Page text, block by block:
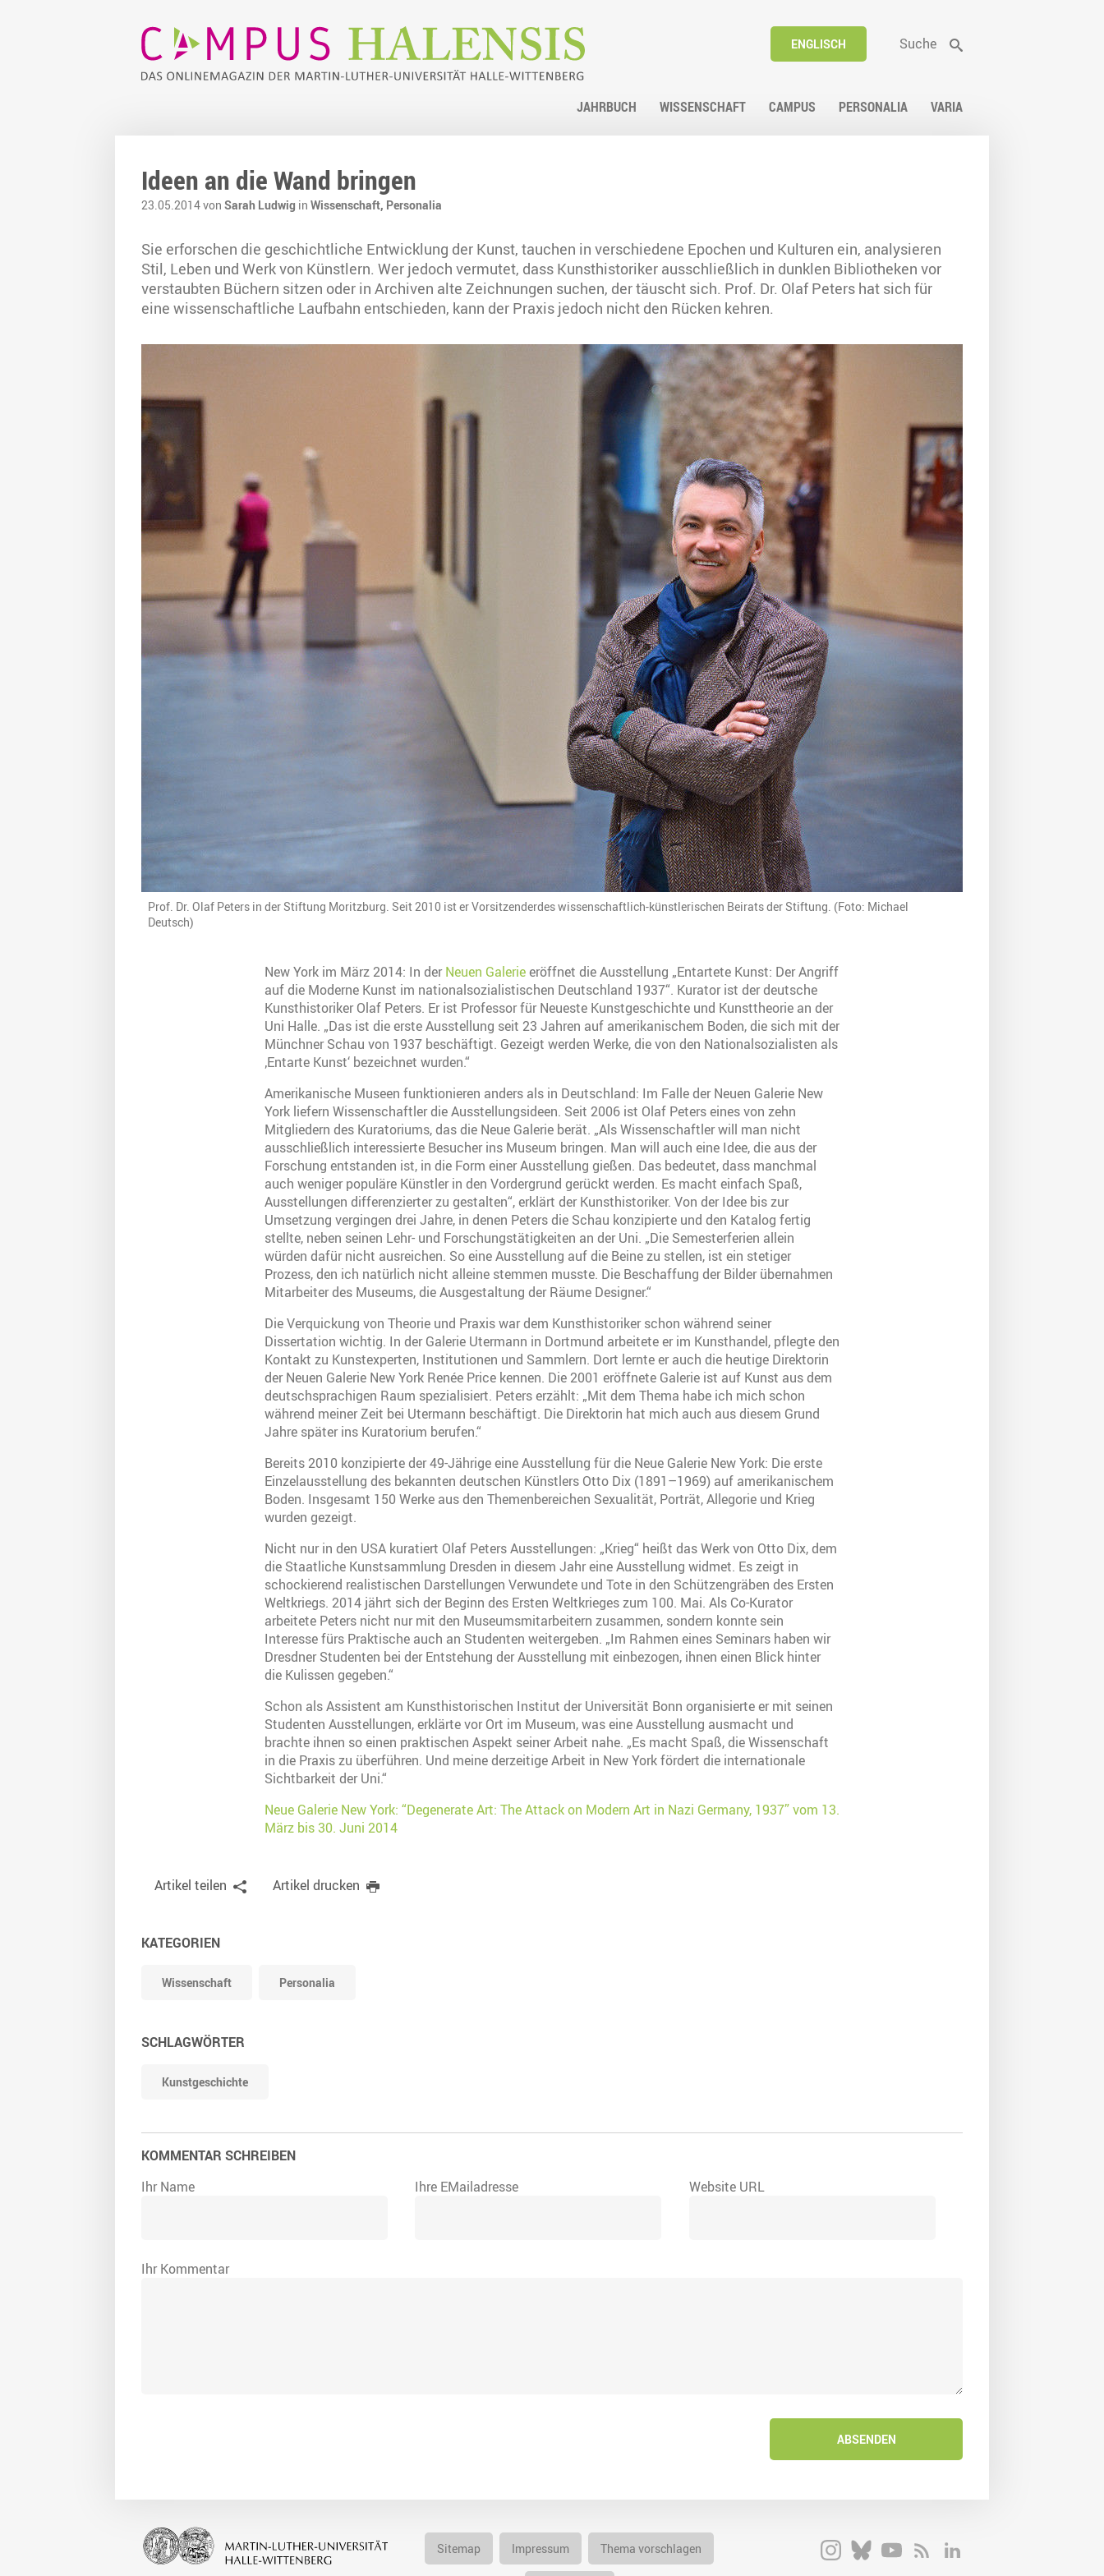
ENGLISCH Suche
JAHRBUCH WISSENSCHAFT CAMPUS PERSONALIA VARIA
Ideen an die Wand bringen
23.05.2014 von Sarah Ludwig in Wissenschaft, Personalia
Sie erforschen die geschichtliche Entwicklung der Kunst, tauchen in verschiedene Epochen und Kulturen ein, analysieren
Stil, Leben und Werk von Künstlern. Wer jedoch vermutet, dass Kunsthistoriker ausschließlich in dunklen Bibliotheken vor
verstaubten Büchern sitzen oder in Archiven alte Zeichnungen suchen, der täuscht sich. Prof. Dr. Olaf Peters hat sich für
eine wissenschaftliche Laufbahn entschieden, kann der Praxis jedoch nicht den Rücken kehren.
Prof. Dr. Olaf Peters in der Stiftung Moritzburg. Seit 2010 ist er Vorsitzenderdes wissenschaftlich-künstlerischen Beirats der Stiftung. (Foto: Michael
Deutsch)
New York im März 2014: In derNeuen Galerieeröffnet die Ausstellung „Entartete Kunst: Der Angriff
auf die Moderne Kunst im nationalsozialistischen Deutschland 1937“. Kurator ist der deutsche
Kunsthistoriker Olaf Peters. Er ist Professor für Neueste Kunstgeschichte und Kunsttheorie an der
Uni Halle. „Das ist die erste Ausstellung seit 23 Jahren auf amerikanischem Boden, die sich mit der
Münchner Schau von 1937 beschäftigt. Gezeigt werden Werke, die von den Nationalsozialisten als
‚Entarte Kunst‘ bezeichnet wurden.“
Amerikanische Museen funktionieren anders als in Deutschland: Im Falle der Neuen Galerie New
York liefern Wissenschaftler die Ausstellungsideen. Seit 2006 ist Olaf Peters eines von zehn
Mitgliedern des Kuratoriums, das die Neue Galerie berät. „Als Wissenschaftler will man nicht
ausschließlich interessierte Besucher ins Museum bringen. Man will auch eine Idee, die aus der
Forschung entstanden ist, in die Form einer Ausstellung gießen. Das bedeutet, dass manchmal
auch weniger populäre Künstler in den Vordergrund gerückt werden. Es macht einfach Spaß,
Ausstellungen differenzierter zu gestalten“, erklärt der Kunsthistoriker. Von der Idee bis zur
Umsetzung vergingen drei Jahre, in denen Peters die Schau konzipierte und den Katalog fertig
stellte, neben seinen Lehr- und Forschungstätigkeiten an der Uni. „Die Semesterferien allein
würden dafür nicht ausreichen. So eine Ausstellung auf die Beine zu stellen, ist ein stetiger
Prozess, den ich natürlich nicht alleine stemmen musste. Die Beschaffung der Bilder übernahmen
Mitarbeiter des Museums, die Ausgestaltung der Räume Designer.“
Die Verquickung von Theorie und Praxis war dem Kunsthistoriker schon während seiner
Dissertation wichtig. In der Galerie Utermann in Dortmund arbeitete er im Kunsthandel, pflegte den
Kontakt zu Kunstexperten, Institutionen und Sammlern. Dort lernte er auch die heutige Direktorin
der Neuen Galerie New York Renée Price kennen. Die 2001 eröffnete Galerie ist auf Kunst aus dem
deutschsprachigen Raum spezialisiert. Peters erzählt: „Mit dem Thema habe ich mich schon
während meiner Zeit bei Utermann beschäftigt. Die Direktorin hat mich auch aus diesem Grund
Jahre später ins Kuratorium berufen.“
Bereits 2010 konzipierte der 49-Jährige eine Ausstellung für die Neue Galerie New York: Die erste
Einzelausstellung des bekannten deutschen Künstlers Otto Dix (1891–1969) auf amerikanischem
Boden. Insgesamt 150 Werke aus den Themenbereichen Sexualität, Porträt, Allegorie und Krieg
wurden gezeigt.
Nicht nur in den USA kuratiert Olaf Peters Ausstellungen: „Krieg“ heißt das Werk von Otto Dix, dem
die Staatliche Kunstsammlung Dresden in diesem Jahr eine Ausstellung widmet. Es zeigt in
schockierend realistischen Darstellungen Verwundete und Tote in den Schützengräben des Ersten
Weltkriegs. 2014 jährt sich der Beginn des Ersten Weltkrieges zum 100. Mai. Als Co-Kurator
arbeitete Peters nicht nur mit den Museumsmitarbeitern zusammen, sondern konnte sein
Interesse fürs Praktische auch an Studenten weitergeben. „Im Rahmen eines Seminars haben wir
Dresdner Studenten bei der Entstehung der Ausstellung mit einbezogen, ihnen einen Blick hinter
die Kulissen gegeben.“
Schon als Assistent am Kunsthistorischen Institut der Universität Bonn organisierte er mit seinen
Studenten Ausstellungen, erklärte vor Ort im Museum, was eine Ausstellung ausmacht und
brachte ihnen so einen praktischen Aspekt seiner Arbeit nahe. „Es macht Spaß, die Wissenschaft
in die Praxis zu überführen. Und meine derzeitige Arbeit in New York fördert die internationale
Sichtbarkeit der Uni.“
Neue Galerie New York: “Degenerate Art: The Attack on Modern Art in Nazi Germany, 1937” vom 13.
März bis 30. Juni 2014
Artikel teilen Artikel drucken
KATEGORIEN
Wissenschaft Personalia
SCHLAGWÖRTER
Kunstgeschichte
KOMMENTAR SCHREIBEN
Ihr Name
Ihre EMailadresse Website URL
Ihr Kommentar
ABSENDEN
Sitemap Impressum Thema vorschlagen